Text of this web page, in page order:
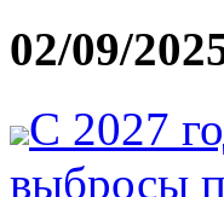
02/09/
С 2027
выбросы